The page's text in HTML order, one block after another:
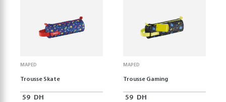
MAPED
Trousse Skate
59 DH
MAPED
Trousse Gaming
59 DH